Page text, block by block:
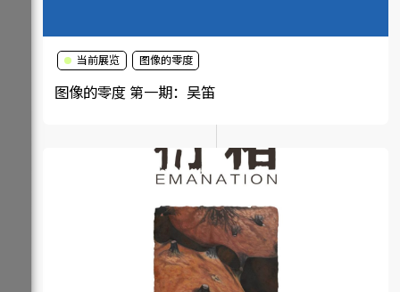
当前展览 图像的零度
图像的零度 第一期：吴笛